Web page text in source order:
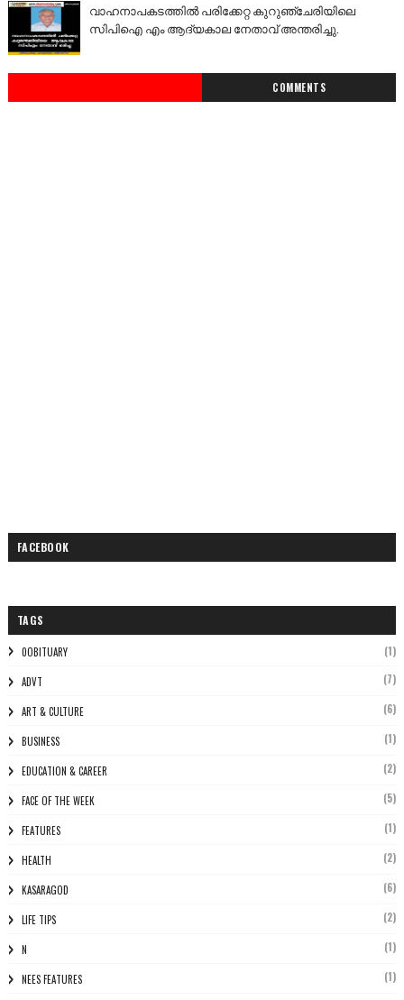
വാഹനാപകടത്തിൽ പരിക്കേറ്റ കുറുഞ്ചേരിയിലെ
സിപിഐ എം ആദ്യകാല നേതാവ് അന്തരിച്ചു.
COMMENTS
FACEBOOK
TAGS
0OBITUARY (1)
ADVT (7)
ART & CULTURE (6)
BUSINESS (1)
EDUCATION & CAREER (2)
FACE OF THE WEEK (5)
FEATURES (1)
HEALTH (2)
KASARAGOD (6)
LIFE TIPS (2)
N (1)
NEES FEATURES (1)